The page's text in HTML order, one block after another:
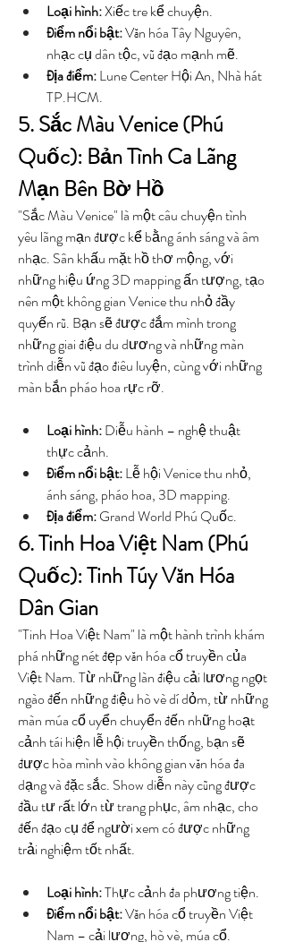
Loại hình: Xiếc tre kể chuyện.
Điểm nổi bật: Văn hóa Tây Nguyên,
nhạc cụ dân tộc, vũ đạo mạnh mẽ.
Địa điểm: Lune Center Hội An, Nhà hát
TP.HCM.
5. Sắc Màu Venice (Phú
Quốc): Bản Tình Ca Lãng
Mạn Bên Bờ Hồ
"Sắc Màu Venice" là một câu chuyện tình
yêu lãng mạn được kể bằng ánh sáng và âm
nhạc. Sân khấu mặt hồ thơ mộng, với
những hiệu ứng 3D mapping ấn tượng, tạo
nên một không gian Venice thu nhỏ đầy
quyến rũ. Bạn sẽ được đắm mình trong
những giai điệu du dương và những màn
trình diễn vũ đạo điêu luyện, cùng với những
màn bắn pháo hoa rực rỡ.
Loại hình: Diễu hành – nghệ thuật
thực cảnh.
Điểm nổi bật: Lễ hội Venice thu nhỏ,
ánh sáng, pháo hoa, 3D mapping.
Địa điểm: Grand World Phú Quốc.
6. Tinh Hoa Việt Nam (Phú
Quốc): Tinh Túy Văn Hóa
Dân Gian
"Tinh Hoa Việt Nam" là một hành trình khám
phá những nét đẹp văn hóa cổ truyền của
Việt Nam. Từ những làn điệu cải lương ngọt
ngào đến những điệu hò vè dí dỏm, từ những
màn múa cổ uyển chuyển đến những hoạt
cảnh tái hiện lễ hội truyền thống, bạn sẽ
được hòa mình vào không gian văn hóa đa
dạng và đặc sắc. Show diễn này cũng được
đầu tư rất lớn từ trang phục, âm nhạc, cho
đến đạo cụ để người xem có được những
trải nghiệm tốt nhất.
Loại hình: Thực cảnh đa phương tiện.
Điểm nổi bật: Văn hóa cổ truyền Việt
Nam – cải lương, hò vè, múa cổ.